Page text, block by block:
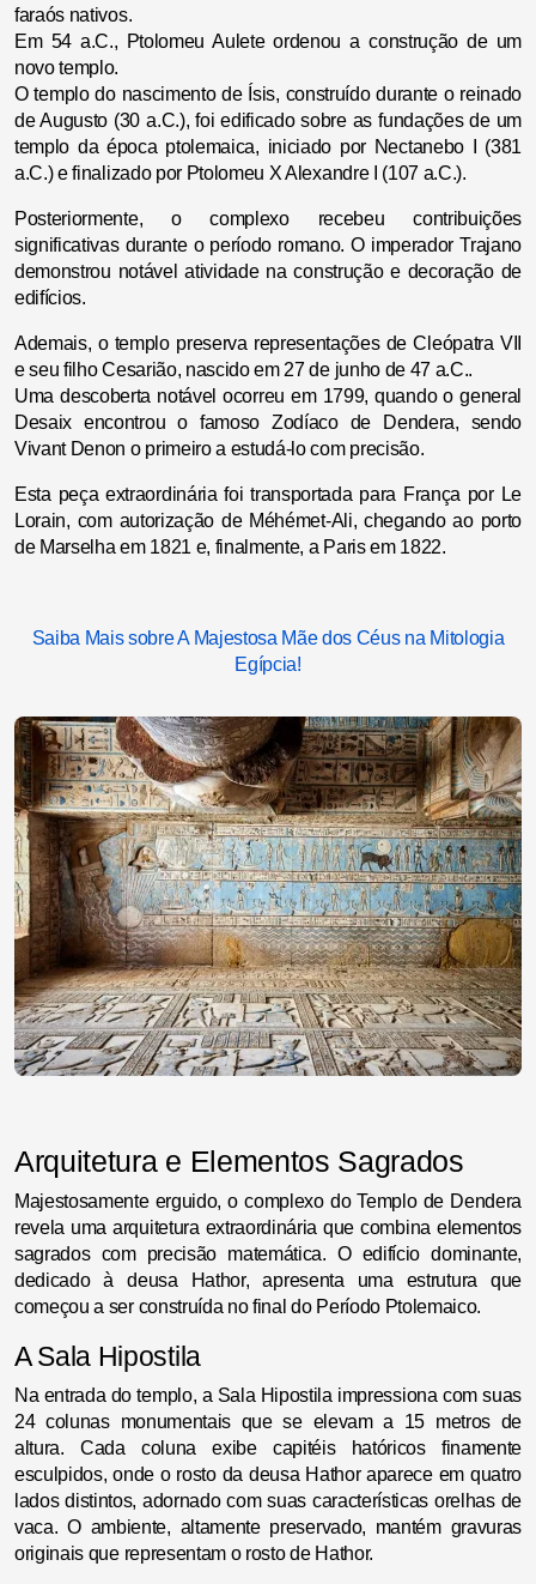
faraós nativos.
Em 54 a.C., Ptolomeu Aulete ordenou a construção de um
novo templo.
O templo do nascimento de Ísis, construído durante o reinado
de Augusto (30 a.C.), foi edificado sobre as fundações de um
templo da época ptolemaica, iniciado por Nectanebo I (381
a.C.) e finalizado por Ptolomeu X Alexandre I (107 a.C.).
Posteriormente, o complexo recebeu contribuições
significativas durante o período romano. O imperador Trajano
demonstrou notável atividade na construção e decoração de
edifícios.
Ademais, o templo preserva representações de Cleópatra VII
e seu filho Cesarião, nascido em 27 de junho de 47 a.C..
Uma descoberta notável ocorreu em 1799, quando o general
Desaix encontrou o famoso Zodíaco de Dendera, sendo
Vivant Denon o primeiro a estudá-lo com precisão.
Esta peça extraordinária foi transportada para França por Le
Lorain, com autorização de Méhémet-Ali, chegando ao porto
de Marselha em 1821 e, finalmente, a Paris em 1822.
Saiba Mais sobre A Majestosa Mãe dos Céus na Mitologia
Egípcia!
Arquitetura e Elementos Sagrados
Majestosamente erguido, o complexo do Templo de Dendera
revela uma arquitetura extraordinária que combina elementos
sagrados com precisão matemática. O edifício dominante,
dedicado à deusa Hathor, apresenta uma estrutura que
começou a ser construída no final do Período Ptolemaico.
A Sala Hipostila
Na entrada do templo, a Sala Hipostila impressiona com suas
24 colunas monumentais que se elevam a 15 metros de
altura. Cada coluna exibe capitéis hatóricos finamente
esculpidos, onde o rosto da deusa Hathor aparece em quatro
lados distintos, adornado com suas características orelhas de
vaca. O ambiente, altamente preservado, mantém gravuras
originais que representam o rosto de Hathor.